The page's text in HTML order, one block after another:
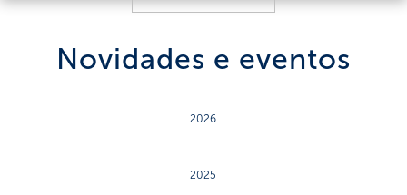
Novidades e eventos
2026
2025